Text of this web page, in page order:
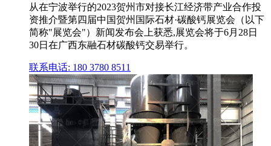
从在宁波举行的2023贺州市对接长江经济带产业合作投
资推介暨第四届中国贺州国际石材·碳酸钙展览会（以下
简称"展览会"）新闻发布会上获悉,展览会将于6月28日
30日在广西东融石材碳酸钙交易举行。
联系电话: 180 3780 8511